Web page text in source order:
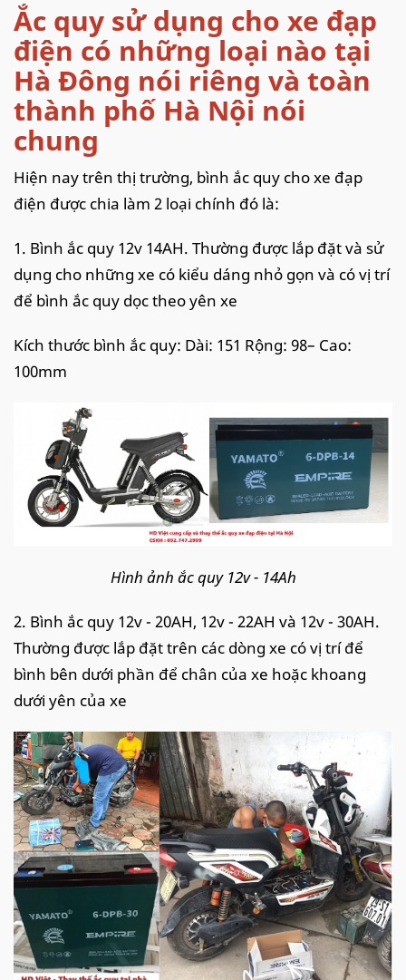
Ắc quy sử dụng cho xe đạp
điện có những loại nào tại
Hà Đông nói riêng và toàn
thành phố Hà Nội nói
chung
Hiện nay trên thị trường, bình ắc quy cho xe đạp
điện được chia làm 2 loại chính đó là:
1. Bình ắc quy 12v 14AH. Thường được lắp đặt và sử
dụng cho những xe có kiểu dáng nhỏ gọn và có vị trí
để bình ắc quy dọc theo yên xe
Kích thước bình ắc quy: Dài: 151 Rộng: 98– Cao:
100mm
Hình ảnh ắc quy 12v - 14Ah
2. Bình ắc quy 12v - 20AH, 12v - 22AH và 12v - 30AH.
Thường được lắp đặt trên các dòng xe có vị trí để
bình bên dưới phần để chân của xe hoặc khoang
dưới yên của xe